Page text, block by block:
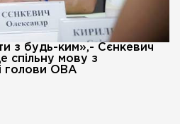
з будь-ким»,- Сєнкевич
спільну мову з
голови ОВА